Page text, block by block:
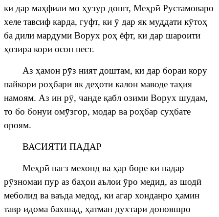
ки дар маҳфили мо ҳузур дошт, Меҳрӣ Рустамоваро
хеле тавсиф карда, гуфт, ки ӯ дар як муддати кӯтоҳ
ба дили мардуми Ворух роҳ ёфт, ки дар шароити
ҳозира кори осон нест.
Аз ҳамон рӯз ният доштам, ки дар бораи кору
пайкори роҳбари як деҳоти калон маводе таҳия
намоям. Аз ин рӯ, чанде қабл озими Ворух шудам,
то бо бонуи омӯзгор, модар ва роҳбар суҳбате
ороям.
ВАСИЯТИ ПАДАР
Меҳрӣнағз мехонд ва ҳар боре ки падар
рӯзномаи пур аз баҳои аълои ӯро медид, аз шодӣ
меболид ва ваъда медод, ки агар хонданро ҳамин
тавр идома бахшад, ҳатман духтари донояшро